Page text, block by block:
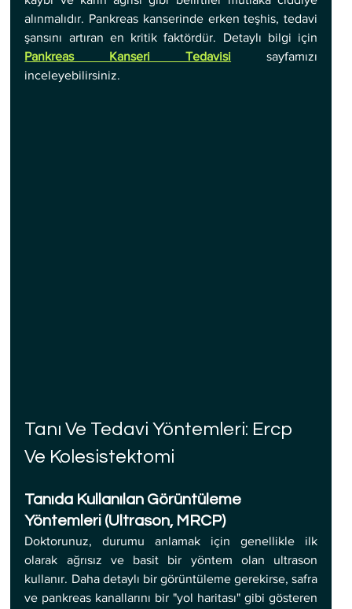
alınmalıdır. Pankreas kanserinde erken teşhis, tedavi
Pankreas Kanseri Tedavisi sayfamızı
inceleyebilirsiniz.
Tanı Ve Tedavi Yöntemleri: Ercp
Ve Kolesistektomi
Tanıda Kullanılan Görüntüleme
Yöntemleri (Ultrason, MRCP)
Doktorunuz, durumu anlamak için genellikle ilk
olarak ağrısız ve basit bir yöntem olan ultrason
kullanır. Daha detaylı bir görüntüleme gerekirse, safra
ve pankreas kanallarını bir "yol haritası" gibi gösteren